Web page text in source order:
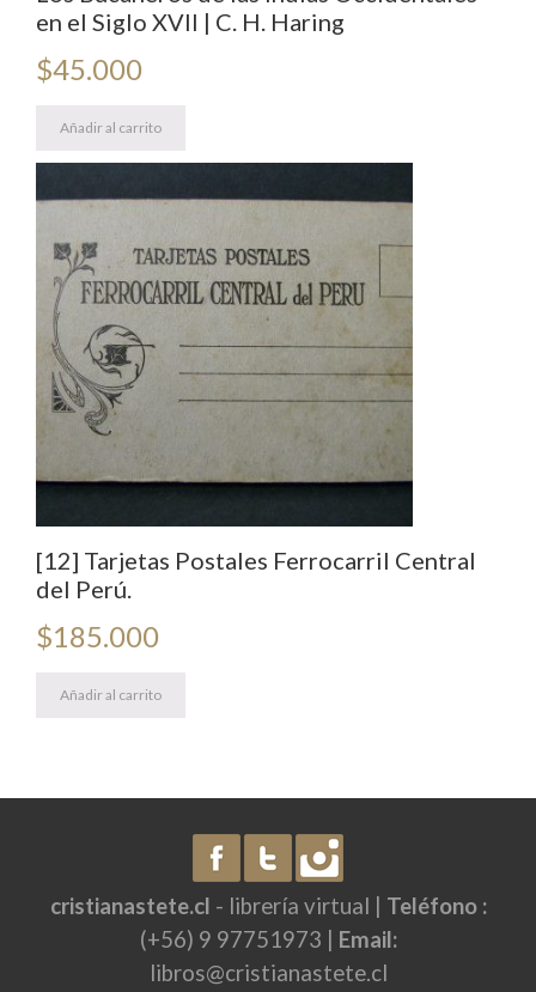
en el Siglo XVII | C. H. Haring
$45.000
Añadir al carrito
[12] Tarjetas Postales Ferrocarril Central
del Perú.
$185.000
Añadir al carrito
cristianastete.cl - librería virtual | Teléfono :
(+56) 9 97751973 | Email:
libros@cristianastete.cl